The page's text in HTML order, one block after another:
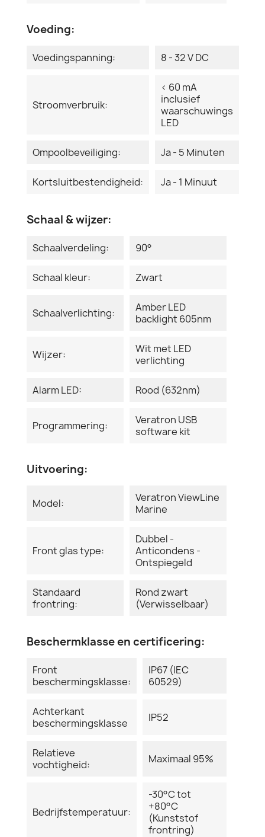
Voeding:
Voedingspanning: 8 - 32 V DC
Stroomverbruik:
< 60 mA
inclusief
waarschuwings
LED
Ompoolbeveiliging: Ja - 5 Minuten
Kortsluitbestendigheid: Ja - 1 Minuut
Schaal & wijzer:
Schaalverdeling: 90°
Schaal kleur: Zwart
Schaalverlichting:
Amber LED
backlight 605nm
Wijzer:
Wit met LED
verlichting
Alarm LED: Rood (632nm)
Programmering:
Veratron USB
software kit
Uitvoering:
Model:
Veratron ViewLine
Marine
Front glas type:
Dubbel -
Anticondens -
Ontspiegeld
Standaard
frontring:
Rond zwart
(Verwisselbaar)
Beschermklasse en certificering:
Front
beschermingsklasse:
IP67 (IEC
60529)
Achterkant
beschermingsklasse
IP52
Relatieve
vochtigheid:
Maximaal 95%
Bedrijfstemperatuur:
-30°C tot
+80°C
(Kunststof
frontring)